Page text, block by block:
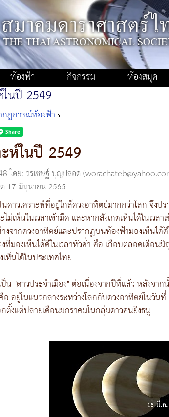
ท้องฟ้า กิจกรรม ห้องสมุด
ในปี 2549
กฏการณ์ท้องฟ้า
ห์ในปี 2549
โดย: วรเชษฐ์ บุญปลอด
17 มิถุนายน 2565
ดาวเคราะห์ที่อยู่ใกล้ดวงอาทิตย์มากกว่าโลก จึงป
ไม่เห็นในเวลาเช้ามืด และหากสังเกตเห็นได้ในเว
จากดวงอาทิตย์และปรากฏบนท้องฟ้ามองเห็นได้
ที่มองเห็นได้ดีในเวลาหัวค่ำ คือ เกือบตลอดเดือ
ห็นได้ในประเทศไทย
น "ดาวประจำเมือง" ต่อเนื่องจากปีที่แล้ว หลังจา
อยู่ในแนวกลางระหว่างโลกกับดวงอาทิตย์ในวันที่
ตั้งแต่ปลายเดือนมกราคมในกลุ่มดาวคนยิงธนู